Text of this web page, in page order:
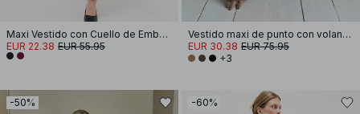
Maxi Vestido con Cuello de Embudo Quemado
EUR 22.38 EUR 55.95
Vestido maxi de punto con volantes y cuello redondo
EUR 30.38 EUR 75.95
+3
-50% -60%